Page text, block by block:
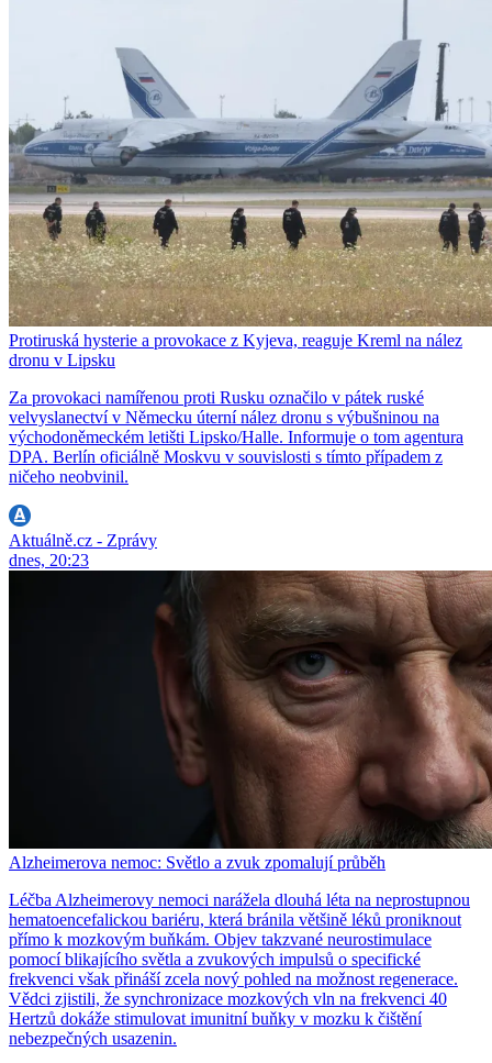
Protiruská hysterie a provokace z Kyjeva, reaguje Kreml na nález
dronu v Lipsku
Za provokaci namířenou proti Rusku označilo v pátek ruské
velvyslanectví v Německu úterní nález dronu s výbušninou na
východoněmeckém letišti Lipsko/Halle. Informuje o tom agentura
DPA. Berlín oficiálně Moskvu v souvislosti s tímto případem z
ničeho neobvinil.
Aktuálně.cz - Zprávy
dnes, 20:23
Alzheimerova nemoc: Světlo a zvuk zpomalují průběh
Léčba Alzheimerovy nemoci narážela dlouhá léta na neprostupnou
hematoencefalickou bariéru, která bránila většině léků proniknout
přímo k mozkovým buňkám. Objev takzvané neurostimulace
pomocí blikajícího světla a zvukových impulsů o specifické
frekvenci však přináší zcela nový pohled na možnost regenerace.
Vědci zjistili, že synchronizace mozkových vln na frekvenci 40
Hertzů dokáže stimulovat imunitní buňky v mozku k čištění
nebezpečných usazenin.